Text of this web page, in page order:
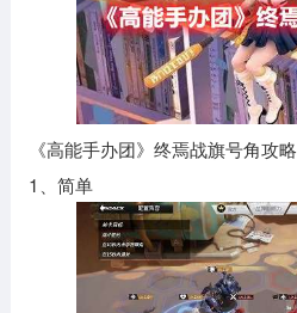
《高能手办团》终焉战旗号角攻略
1、简单